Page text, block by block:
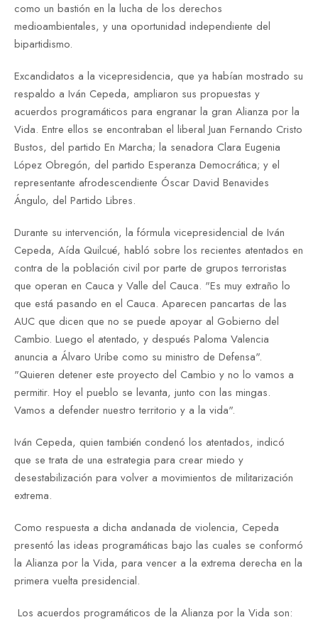
como un bastión en la lucha de los derechos
medioambientales, y una oportunidad independiente del
bipartidismo.
Excandidatos a la vicepresidencia, que ya habían mostrado su
respaldo a Iván Cepeda, ampliaron sus propuestas y
acuerdos programáticos para engranar la gran Alianza por la
Vida. Entre ellos se encontraban el liberal Juan Fernando Cristo
Bustos, del partido En Marcha; la senadora Clara Eugenia
López Obregón, del partido Esperanza Democrática; y el
representante afrodescendiente Óscar David Benavides
Ángulo, del Partido Libres.
Durante su intervención, la fórmula vicepresidencial de Iván
Cepeda, Aída Quilcué, habló sobre los recientes atentados en
contra de la población civil por parte de grupos terroristas
que operan en Cauca y Valle del Cauca. "Es muy extraño lo
que está pasando en el Cauca. Aparecen pancartas de las
AUC que dicen que no se puede apoyar al Gobierno del
Cambio. Luego el atentado, y después Paloma Valencia
anuncia a Álvaro Uribe como su ministro de Defensa".
"Quieren detener este proyecto del Cambio y no lo vamos a
permitir. Hoy el pueblo se levanta, junto con las mingas.
Vamos a defender nuestro territorio y a la vida".
Iván Cepeda, quien también condenó los atentados, indicó
que se trata de una estrategia para crear miedo y
desestabilización para volver a movimientos de militarización
extrema.
Como respuesta a dicha andanada de violencia, Cepeda
presentó las ideas programáticas bajo las cuales se conformó
la Alianza por la Vida, para vencer a la extrema derecha en la
primera vuelta presidencial.
Los acuerdos programáticos de la Alianza por la Vida son: